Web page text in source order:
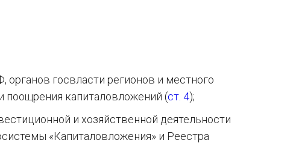
органов госвласти регионов и местного
поощрения капиталовложений (ст. 4);
и хозяйственной деятельности
«Капиталовложения» и Реестра